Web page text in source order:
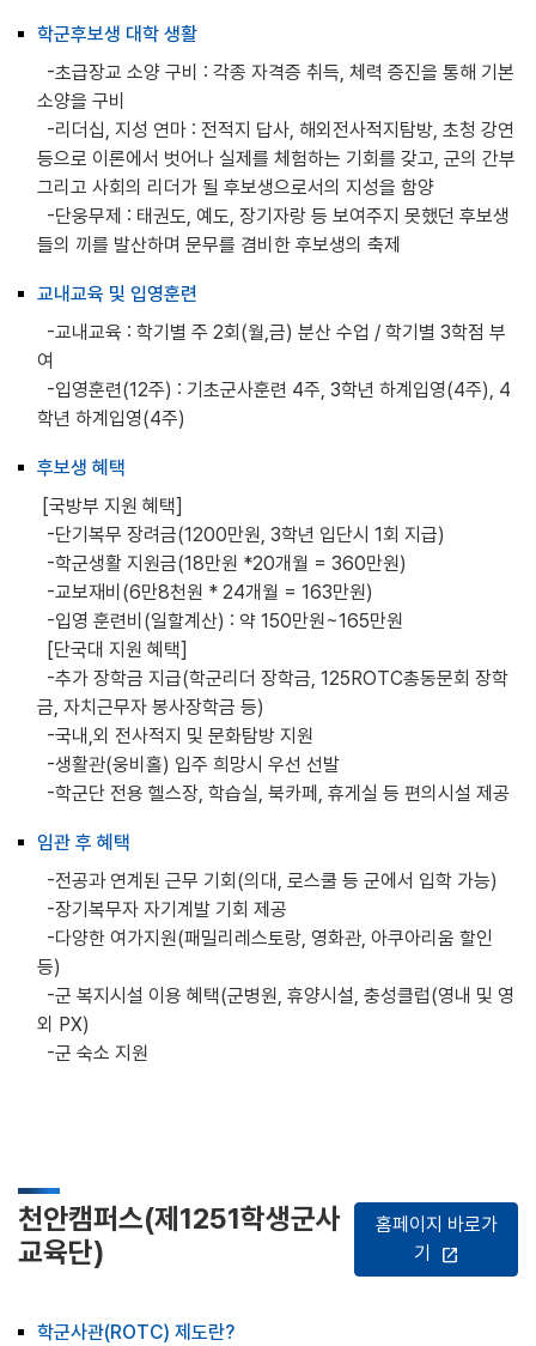
학군후보생 대학 생활
-초급장교 소양 구비 : 각종 자격증 취득, 체력 증진을 통해 기본
소양을 구비
-리더십, 지성 연마 : 전적지 답사, 해외전사적지탐방, 초청 강연
등으로 이론에서 벗어나 실제를 체험하는 기회를 갖고, 군의 간부
그리고 사회의 리더가 될 후보생으로서의 지성을 함양
-단웅무제 : 태권도, 예도, 장기자랑 등 보여주지 못했던 후보생
들의 끼를 발산하며 문무를 겸비한 후보생의 축제
교내교육 및 입영훈련
-교내교육 : 학기별 주 2회(월,금) 분산 수업 / 학기별 3학점 부
여
-입영훈련(12주) : 기초군사훈련 4주, 3학년 하계입영(4주), 4
학년 하계입영(4주)
후보생 혜택
[국방부 지원 혜택]
-단기복무 장려금(1200만원, 3학년 입단시 1회 지급)
-학군생활 지원금(18만원 *20개월 = 360만원)
-교보재비(6만8천원 * 24개월 = 163만원)
-입영 훈련비(일할계산) : 약 150만원~165만원
[단국대 지원 혜택]
-추가 장학금 지급(학군리더 장학금, 125ROTC총동문회 장학
금, 자치근무자 봉사장학금 등)
-국내,외 전사적지 및 문화탐방 지원
-생활관(웅비홀) 입주 희망시 우선 선발
-학군단 전용 헬스장, 학습실, 북카페, 휴게실 등 편의시설 제공
임관 후 혜택
-전공과 연계된 근무 기회(의대, 로스쿨 등 군에서 입학 가능)
-장기복무자 자기계발 기회 제공
-다양한 여가지원(패밀리레스토랑, 영화관, 아쿠아리움 할인
등)
-군 복지시설 이용 혜택(군병원, 휴양시설, 충성클럽(영내 및 영
외 PX)
-군 숙소 지원
천안캠퍼스(제1251학생군사
교육단)
홈페이지 바로가
기
open_in_new
학군사관(ROTC) 제도란?